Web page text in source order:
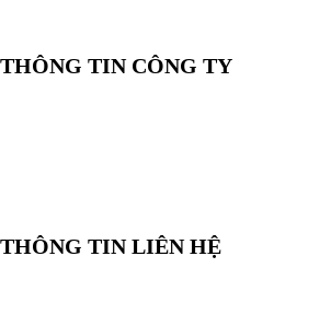
THÔNG TIN CÔNG TY
THÔNG TIN LIÊN HỆ